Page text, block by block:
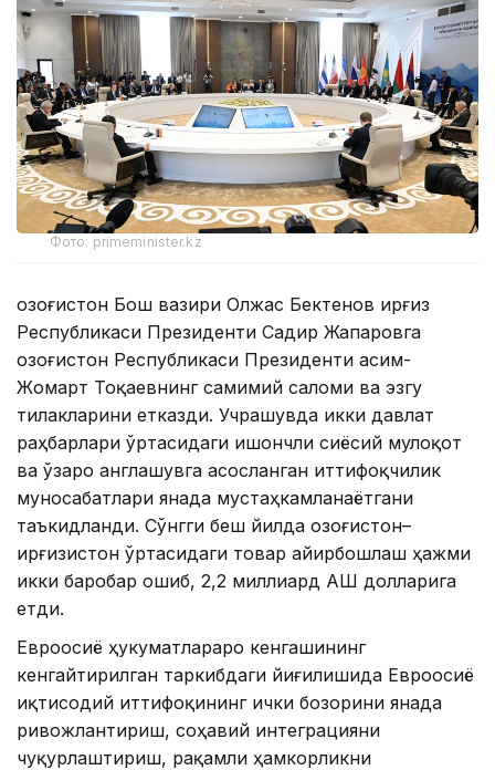
Фото: primeminister.kz
Қозоғистон Бош вазири Олжас Бектенов Қирғиз
Республикаси Президенти Садир Жапаровга
Қозоғистон Республикаси Президенти Қасим-
Жомарт Тоқаевнинг самимий саломи ва эзгу
тилакларини етказди. Учрашувда икки давлат
раҳбарлари ўртасидаги ишончли сиёсий мулоқот
ва ўзаро англашувга асосланган иттифоқчилик
муносабатлари янада мустаҳкамланаётгани
таъкидланди. Сўнгги беш йилда Қозоғистон–
Қирғизистон ўртасидаги товар айирбошлаш ҳажми
икки баробар ошиб, 2,2 миллиард АҚШ долларига
етди.
Евроосиё ҳукуматлараро кенгашининг
кенгайтирилган таркибдаги йиғилишида Евроосиё
иқтисодий иттифоқининг ички бозорини янада
ривожлантириш, соҳавий интеграцияни
чуқурлаштириш, рақамли ҳамкорликни